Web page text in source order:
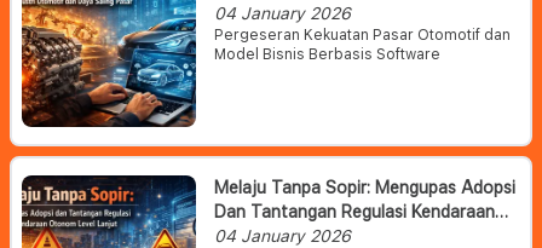
Otomotif Dan Daya Saing Pasar
04 January 2026
Pergeseran Kekuatan Pasar Otomotif dan
Model Bisnis Berbasis Software
Melaju Tanpa Sopir: Mengupas Adopsi
Dan Tantangan Regulasi Kendaraan
Otonom Level Lanjut
04 January 2026